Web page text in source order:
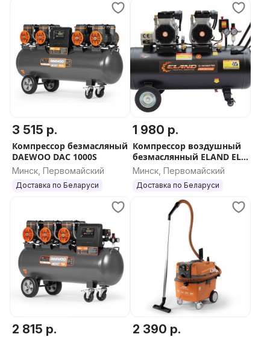
Габариты 515x450x370 мм
Вес 22,8 кг
Параметры товара в упаковке
Габариты 515 x 450 x 370 мм
Вес нетто: 22,5 кг
Вес брутто: 22,8 кг
3 515 р.
Компрессор безмасляный
DAEWOO DAC 1000S
Минск, Первомайский
Доставка по Беларуси
1 980 р.
Компрессор воздушный
безмаслянный ELAND EL-
100380OF PRO
Минск, Первомайский
Доставка по Беларуси
2 815 р. 2 390 р.